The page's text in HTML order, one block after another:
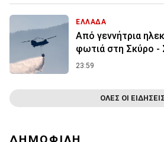
ΕΛΛΑΔΑ
Από γεννήτρια
φωτιά στη Σκύρο -
23:59
ΟΛΕΣ ΟΙ ΕΙΔΗΣΕΙΣ
ΔΗΜΟΦΙΛΗ